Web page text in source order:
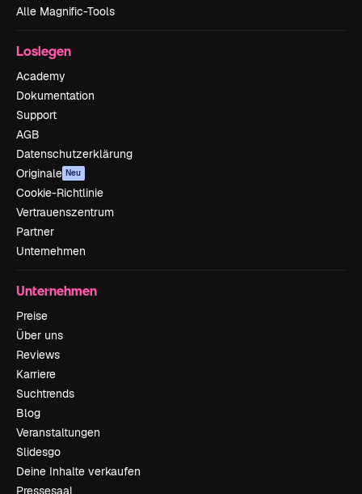
Alle Magnific-Tools
Loslegen
Academy
Dokumentation
Support
AGB
Datenschutzerklärung
Originale Neu
Cookie-Richtlinie
Vertrauenszentrum
Partner
Unternehmen
Unternehmen
Preise
Über uns
Reviews
Karriere
Suchtrends
Blog
Veranstaltungen
Slidesgo
Deine Inhalte verkaufen
Pressesaal